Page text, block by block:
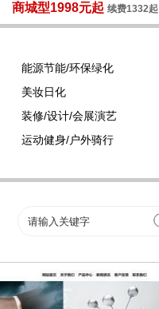
商城型1998元起 续费1332起
能源节能/环保绿化
美妆日化
装修/设计/会展演艺
运动健身/户外骑行